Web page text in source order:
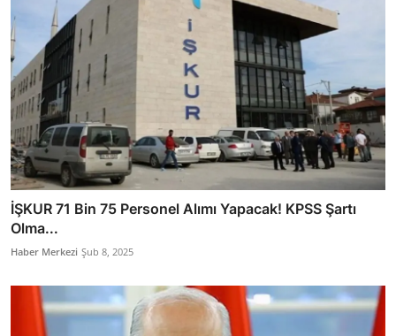
İŞKUR 71 Bin 75 Personel Alımı Yapacak! KPSS Şartı
Olma...
Haber Merkezi Şub 8, 2025